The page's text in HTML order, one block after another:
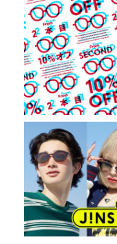
・通常使用での有害
などの遮光レンズと
・強い衝撃から顔や
・硬いものとの接触
【度付きカスタム・
・レンズ交換代
が追加されます。
※標準クリアレン
ンズ交換代のみとな
・オンラインショッ
応しておりません。
・搭載レンズ以外
されたサングラスを
レンズ交換：